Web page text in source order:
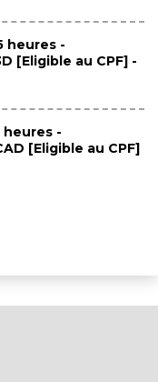
heures -
[Eligible au CPF] -
heures -
[Eligible au CPF]